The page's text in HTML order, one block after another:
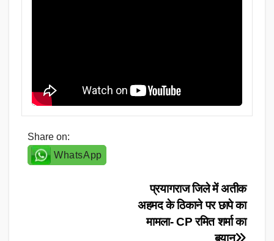
Share on:
WhatsApp
प्रयागराज जिले में अतीक
अहमद के ठिकाने पर छापे का
मामला- CP रमित शर्मा का